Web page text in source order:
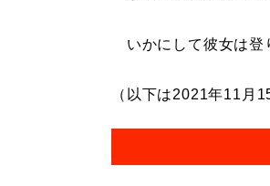
いかにして彼女は登
（以下は2021年11月